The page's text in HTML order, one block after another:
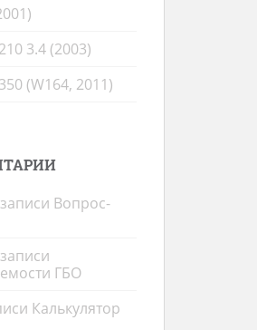
3.4 (2003)
(W164, 2011)
Вопрос-
ГБО
Калькулятор